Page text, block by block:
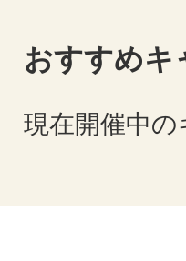
おすすめキ
現在開催中